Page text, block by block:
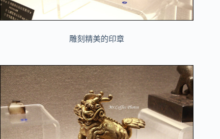
雕刻精美的印章